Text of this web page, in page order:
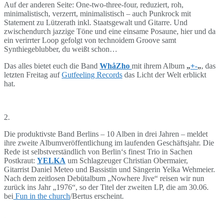
Auf der anderen Seite: One-two-three-four, reduziert, roh,
minimalistisch, verzerrt, minimalistisch – auch Punkrock mit
Statement zu Lützerath inkl. Staatsgewalt und Gitarre. Und
zwischendurch jazzige Töne und eine einsame Posaune, hier und da
ein verirrter Loop gefolgt von technoidem Groove samt
Synthiegeblubber, du weißt schon…
Das alles bietet euch die Band WhåZho mit ihrem Album „+-„, das
letzten Freitag aufGutfeeling Records das Licht der Welt erblickt
hat.
2.
Die produktivste Band Berlins – 10 Alben in drei Jahren – meldet
ihre zweite Albumveröffentlichung im laufenden Geschäftsjahr. Die
Rede ist selbstverständlich von Berlin‘s finest Trio in Sachen
Postkraut: YELKA um Schlagzeuger Christian Obermaier,
Gitarrist Daniel Meteo und Bassistin und Sängerin Yelka Wehmeier.
Nach dem zeitlosen Debütalbum „Nowhere Jive“ reisen wir nun
zurück ins Jahr „1976“, so der Titel der zweiten LP, die am 30.06.
bei Fun in the church/Bertus erscheint.